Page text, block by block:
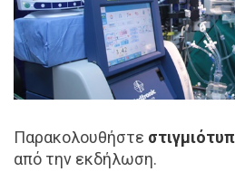
Παρακολουθήστε
από την εκδήλωση.